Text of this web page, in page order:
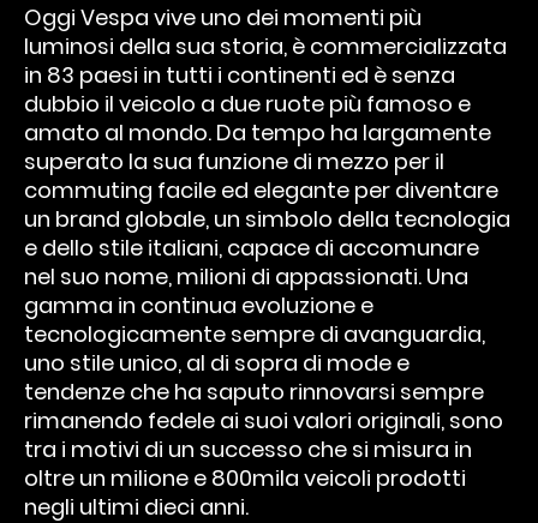
Oggi Vespa vive uno dei momenti più
luminosi della sua storia, è commercializzata
in 83 paesi in tutti i continenti ed è senza
dubbio il veicolo a due ruote più famoso e
amato al mondo. Da tempo ha largamente
superato la sua funzione di mezzo per il
commuting facile ed elegante per diventare
un brand globale, un simbolo della tecnologia
e dello stile italiani, capace di accomunare
nel suo nome, milioni di appassionati. Una
gamma in continua evoluzione e
tecnologicamente sempre di avanguardia,
uno stile unico, al di sopra di mode e
tendenze che ha saputo rinnovarsi sempre
rimanendo fedele ai suoi valori originali, sono
tra i motivi di un successo che si misura in
oltre un milione e 800mila veicoli prodotti
negli ultimi dieci anni.